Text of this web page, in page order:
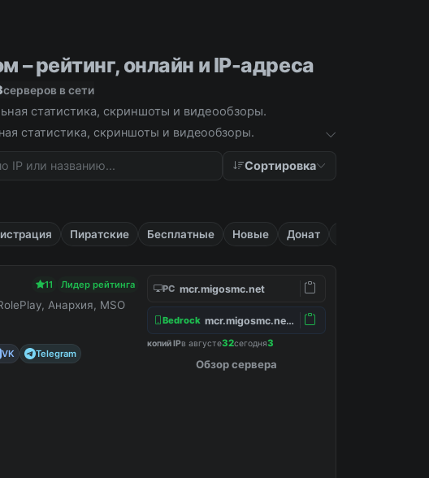
– рейтинг, онлайн и IP-адреса
серверов в сети
статистика, скриншоты и видеообзоры.
статистика, скриншоты и видеообзоры.
Сортировка
Пиратские Бесплатные Новые Донат
11 Лидер рейтинга
Анархия, MSO
VK
Telegram
PC mcr.migosmc.net
Bedrock mcr.migosmc.net:19132
копий IPв августе32сегодня3
Обзор сервера